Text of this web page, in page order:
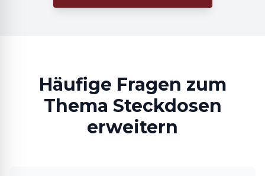
Häufige Fragen zum
Thema Steckdosen
erweitern